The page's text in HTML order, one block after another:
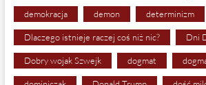
demokracja demon determinizm
Dlaczego istnieje raczej coś niż nic? Dni
Dobry wojak Szwejk dogmat